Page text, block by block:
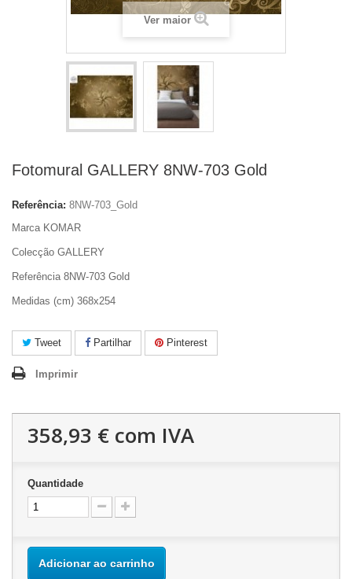
Ver maior
Fotomural GALLERY 8NW-703 Gold
Referência: 8NW-703_Gold
Marca KOMAR
Colecção GALLERY
Referência 8NW-703 Gold
Medidas (cm) 368x254
Tweet Partilhar Pinterest
Imprimir
358,93 € com IVA
Quantidade
Adicionar ao carrinho